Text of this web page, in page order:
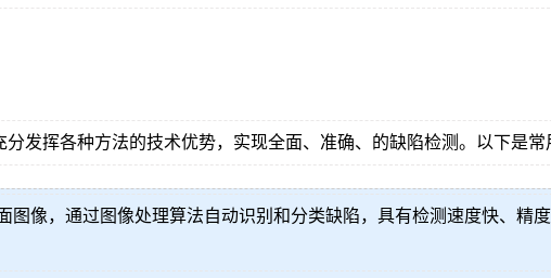
发挥各种方法的技术优势，实现全面、准确、的缺陷检测。以下是常
像，通过图像处理算法自动识别和分类缺陷，具有检测速度快、精